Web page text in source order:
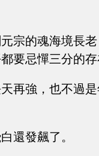
宗的魂海境長
要忌憚三分的
再強，也不過
還發飆了。